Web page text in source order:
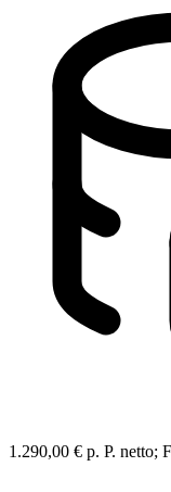
1.290,00 € p. P. netto;